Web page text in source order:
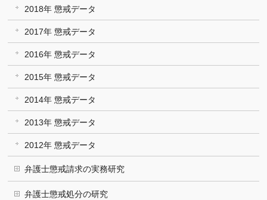
2018年 懲戒データ
2017年 懲戒データ
2016年 懲戒データ
2015年 懲戒データ
2014年 懲戒データ
2013年 懲戒データ
2012年 懲戒データ
弁護士懲戒請求の実務研究
弁護士懲戒処分の研究